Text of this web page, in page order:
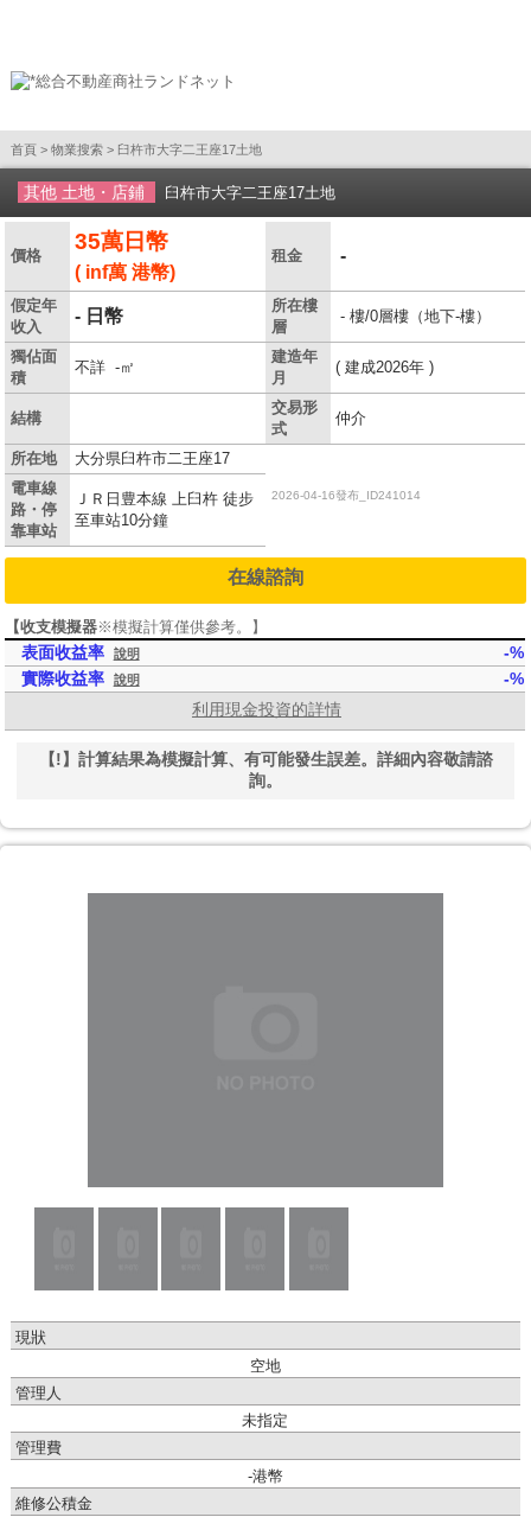
首頁 > 物業搜索 > 臼杵市大字二王座17土地
其他 土地・店鋪 臼杵市大字二王座17土地
價格
35萬日幣
( inf萬 港幣)
租金 -
假定年
收入
- 日幣
所在樓
層
- 樓/0層樓（地下-樓）
獨佔面
積
不詳 -㎡
建造年
月
( 建成2026年 )
結構
交易形
式
仲介
所在地 大分県臼杵市二王座17
2026-04-16發布_ID241014
電車線
路・停
靠車站
ＪＲ日豊本線 上臼杵 徒步
至車站10分鐘
在線諮詢
【收支模擬器※模擬計算僅供參考。 】
表面收益率 說明
-%
實際收益率
說明 -%
利用現金投資的詳情
【!】計算結果為模擬計算、有可能發生誤差。詳細內容敬請諮
詢。
現狀
空地
管理人
未指定
管理費
-港幣
維修公積金